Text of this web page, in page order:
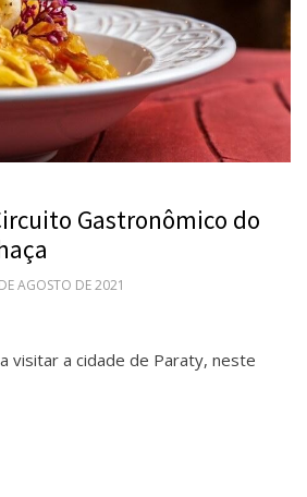
Gastronômico do
AGOSTO DE 2021
visitar a cidade de Paraty, neste